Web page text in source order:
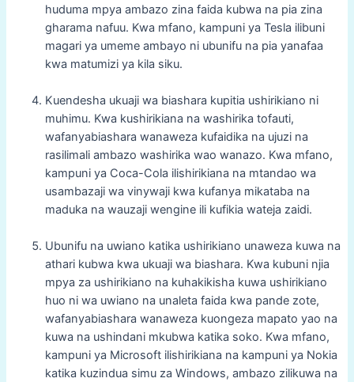
huduma mpya ambazo zina faida kubwa na pia zina
gharama nafuu. Kwa mfano, kampuni ya Tesla ilibuni
magari ya umeme ambayo ni ubunifu na pia yanafaa
kwa matumizi ya kila siku.
Kuendesha ukuaji wa biashara kupitia ushirikiano ni
muhimu. Kwa kushirikiana na washirika tofauti,
wafanyabiashara wanaweza kufaidika na ujuzi na
rasilimali ambazo washirika wao wanazo. Kwa mfano,
kampuni ya Coca-Cola ilishirikiana na mtandao wa
usambazaji wa vinywaji kwa kufanya mikataba na
maduka na wauzaji wengine ili kufikia wateja zaidi.
Ubunifu na uwiano katika ushirikiano unaweza kuwa na
athari kubwa kwa ukuaji wa biashara. Kwa kubuni njia
mpya za ushirikiano na kuhakikisha kuwa ushirikiano
huo ni wa uwiano na unaleta faida kwa pande zote,
wafanyabiashara wanaweza kuongeza mapato yao na
kuwa na ushindani mkubwa katika soko. Kwa mfano,
kampuni ya Microsoft ilishirikiana na kampuni ya Nokia
katika kuzindua simu za Windows, ambazo zilikuwa na